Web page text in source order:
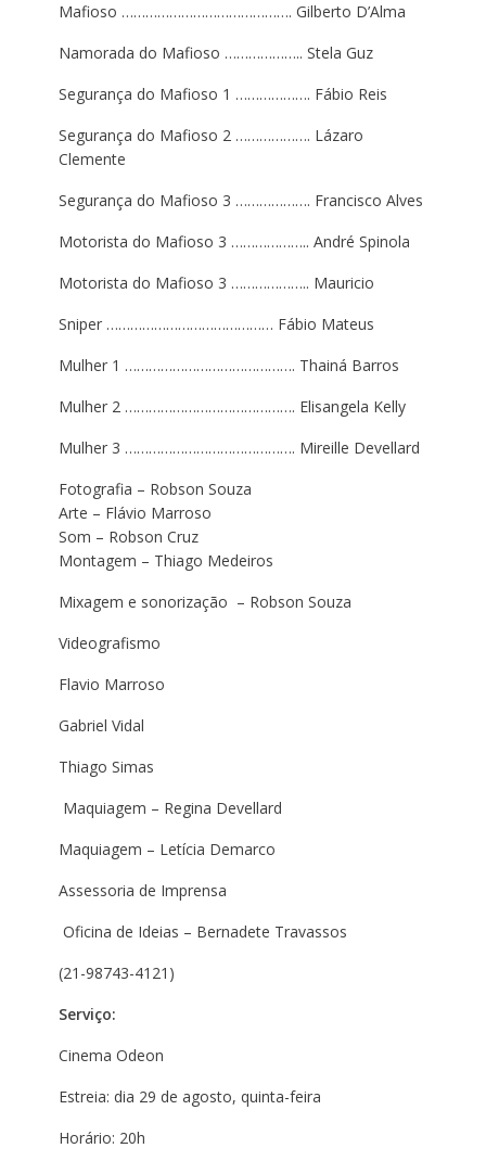
Mafioso ……………………………………. Gilberto D’Alma
Namorada do Mafioso ……………….. Stela Guz
Segurança do Mafioso 1 ………………. Fábio Reis
Segurança do Mafioso 2 ………………. Lázaro
Clemente
Segurança do Mafioso 3 ………………. Francisco Alves
Motorista do Mafioso 3 ……………….. André Spinola
Motorista do Mafioso 3 ……………….. Mauricio
Sniper …………………………………… Fábio Mateus
Mulher 1 ……………………………………. Thainá Barros
Mulher 2 ……………………………………. Elisangela Kelly
Mulher 3 ……………………………………. Mireille Devellard
Fotografia – Robson Souza
Arte – Flávio Marroso
Som – Robson Cruz
Montagem – Thiago Medeiros
Mixagem e sonorização – Robson Souza
Videografismo
Flavio Marroso
Gabriel Vidal
Thiago Simas
Maquiagem – Regina Devellard
Maquiagem – Letícia Demarco
Assessoria de Imprensa
Oficina de Ideias – Bernadete Travassos
(21-98743-4121)
Serviço:
Cinema Odeon
Estreia: dia 29 de agosto, quinta-feira
Horário: 20h